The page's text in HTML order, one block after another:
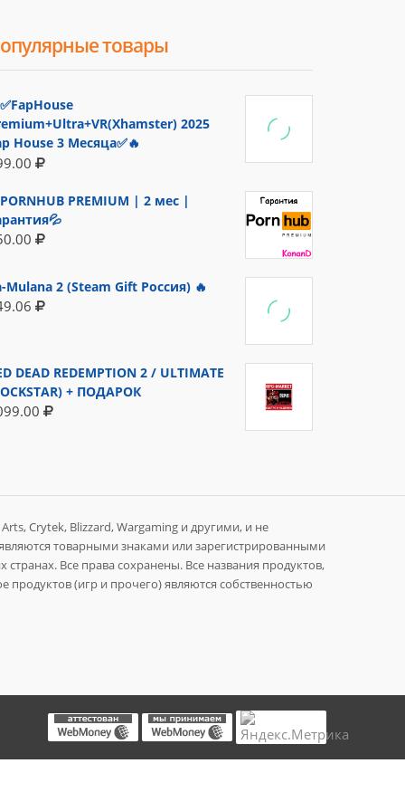
товары
2025
House 3 Месяца✅🔥
PREMIUM | 2 мес |
Mulana 2 (Steam Gift Россия) 🔥
DEAD REDEMPTION 2 / ULTIMATE
+ ПОДАРОК
Crytek, Blizzard, Wargaming и другими, и не
товарными знаками или зарегистрированными
Все права сохранены. Все названия продуктов,
(игр и прочего) являются собственностью